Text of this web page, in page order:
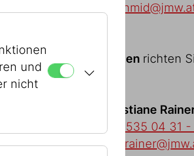
Bildanfragen richten
bitte an:
Mag. Christiane
43 1 535 04 31
und
nicht